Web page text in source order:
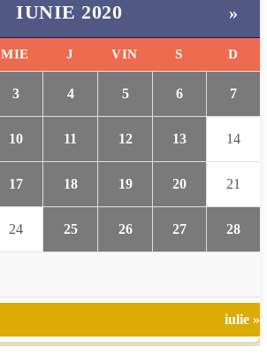
IUNIE 2020 »
MIE J VIN S D
3 4 5 6 7
10 11 12 13 14
17 18 19 20 21
24 25 26 27 28
iulie »